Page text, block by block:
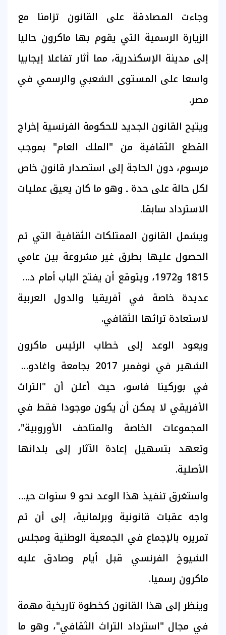
وجاءت المصادقة على القانون تزامنا مع
الزيارة الرسمية التي يقوم بها ماكرون حاليا
إلى مدينة الإسكندرية، مما أثار تفاعلا إيجابيا
واسعا على المستوى الشعبي والرسمي في
مصر.
ويتيح القانون الجديد للحكومة الفرنسية إخراج
القطع الثقافية من "الملك العام" بموجب
مرسوم، دون الحاجة إلى استصدار قانون خاص
لكل حالة على حدة ـ وهو ما كان يعيق عمليات
الاسترداد سابقا.
ويشمل القانون الممتلكات الثقافية التي تم
الحصول عليها بطرق غير مشروعة بين عامي
1815 و1972، ويتوقع أن يفتح الباب أمام دول
عديدة خاصة في أفريقيا والدول العربية
لاستعادة تراثها الثقافي.
ويعود الوعد إلى خطاب الرئيس ماكرون
الشهير في نوفمبر 2017 بجامعة واغادوغو
في بوركينا فاسو، حيث أعلن أن "التراث
الأفريقي لا يمكن أن يكون موجودا فقط في
المجموعات الخاصة والمتاحف الأوروبية"،
وتعهد بتسهيل إعادة الآثار إلى بلدانها
الأصلية.
واستغرق تنفيذ هذا الوعد نحو 9 سنوات حيث
واجه عقبات قانونية وبرلمانية، إلى أن تم
تمريره بالإجماع في الجمعية الوطنية ومجلس
الشيوخ الفرنسي قبل أيام وصادق عليه
ماكرون رسميا.
وينظر إلى هذا القانون كخطوة تاريخية مهمة
في مجال "استرداد التراث الثقافي"، وهو ما